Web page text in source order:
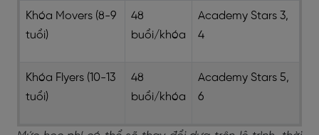
Khóa Movers (8-9
tuổi)
48
buổi/khóa
Academy Stars 3,
4
Khóa Flyers (10-13
tuổi)
48
buổi/khóa
Academy Stars 5,
6